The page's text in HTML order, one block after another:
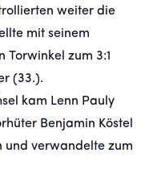
weiter die
mit seinem
Torwinkel zum 3:1
(33.).
kam Lenn Pauly
Benjamin Köstel
und verwandelte zum